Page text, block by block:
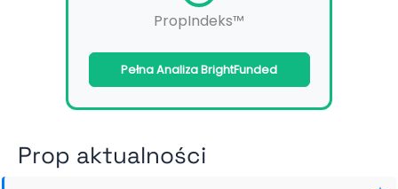
PropIndeks™
Pełna Analiza BrightFunded
Prop aktualności